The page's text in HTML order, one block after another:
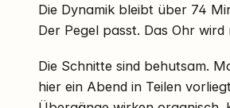
Die Dynamik bleibt über 74
Der Pegel passt. Das Ohr wird
Die Schnitte sind behutsam.
hier ein Abend in Teilen